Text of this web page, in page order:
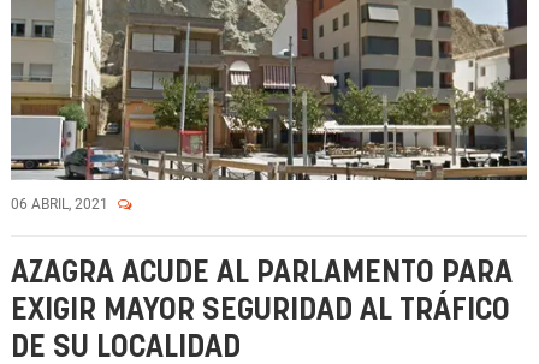
06 ABRIL, 2021
AZAGRA ACUDE AL PARLAMENTO PARA
EXIGIR MAYOR SEGURIDAD AL TRÁFICO
DE SU LOCALIDAD